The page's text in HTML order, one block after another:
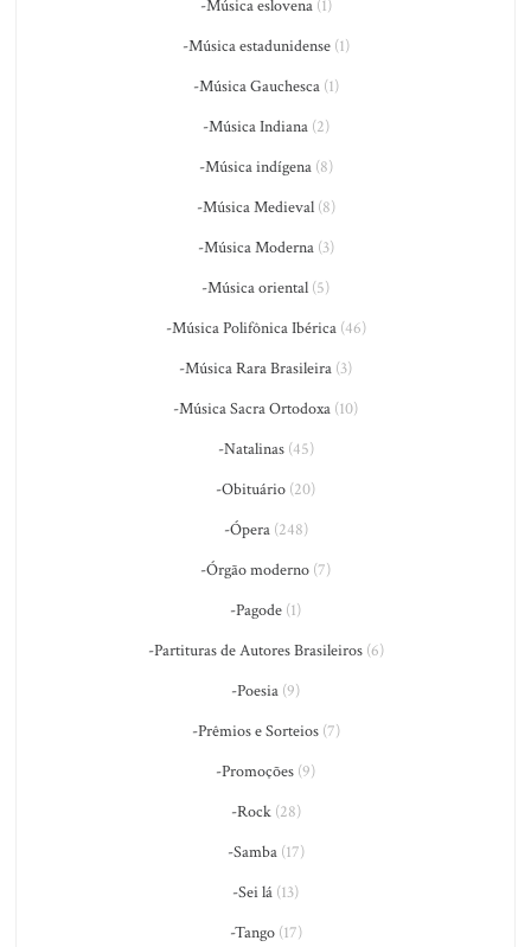
-Música eslovena(1)
-Música estadunidense(1)
-Música Gauchesca(1)
-Música Indiana(2)
-Música indígena(8)
-Música Medieval(8)
-Música Moderna(3)
-Música oriental (5)
-Música Polifônica Ibérica(46)
-Música Rara Brasileira (3)
-Música Sacra Ortodoxa (10)
-Natalinas(45)
-Obituário (20)
-Ópera(248)
-Órgão moderno (7)
-Pagode (1)
-Partituras de Autores Brasileiros(6)
-Poesia (9)
-Prêmios e Sorteios(7)
-Promoções (9)
-Rock(28)
-Samba(17)
-Sei lá (13)
-Tango(17)